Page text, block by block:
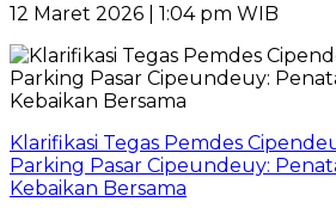
12 Maret 2026 | 1:04 pm WIB
Klarifikasi Tegas Pemdes
Parking Pasar Cipeundeuy:
Kebaikan Bersama